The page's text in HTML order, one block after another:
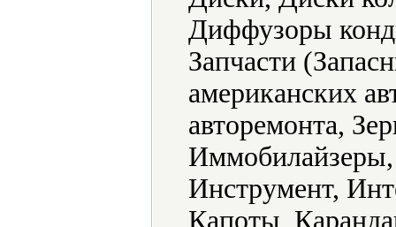
Диффузоры
Запчасти
американских
авторемонта,
Иммобилайзеры,
Инструмент,
Капоты,